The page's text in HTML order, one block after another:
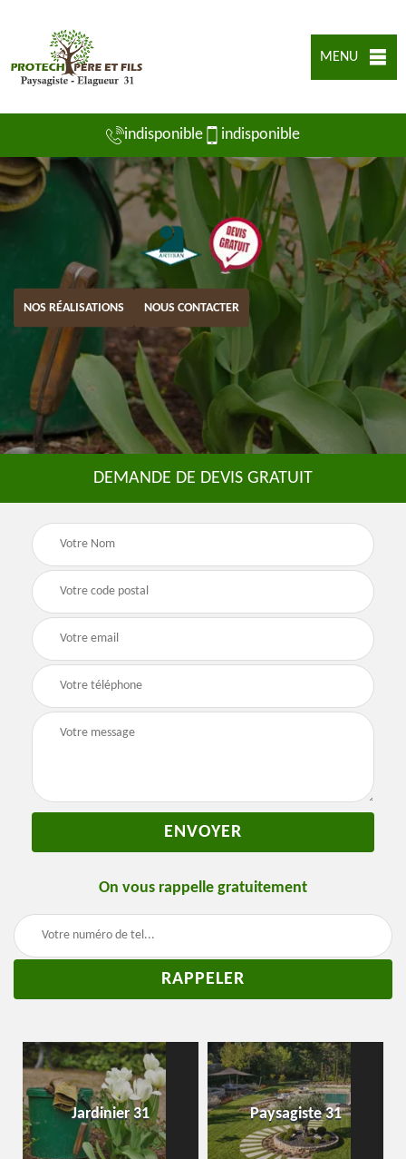
MENU
indisponible indisponible
NOS RÉALISATIONS NOUS CONTACTER
DEMANDE DE DEVIS GRATUIT
On vous rappelle gratuitement
Jardinier 31 Paysagiste 31